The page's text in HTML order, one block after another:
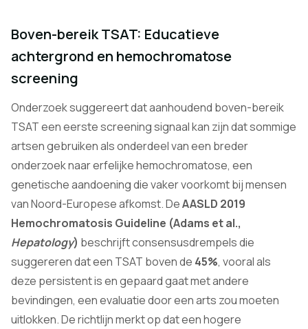
Boven-bereik TSAT: Educatieve
achtergrond en hemochromatose
screening
Onderzoek suggereert dat aanhoudend boven-bereik
TSAT een eerste screening signaal kan zijn dat sommige
artsen gebruiken als onderdeel van een breder
onderzoek naar erfelijke hemochromatose, een
genetische aandoening die vaker voorkomt bij mensen
van Noord-Europese afkomst. DeAASLD 2019
Hemochromatosis Guideline (Adams et al.,
Hepatology) beschrijft consensusdrempels die
suggereren dat een TSAT boven de 45%, vooral als
deze persistent is en gepaard gaat met andere
bevindingen, een evaluatie door een arts zou moeten
uitlokken. De richtlijn merkt op dat een hogere